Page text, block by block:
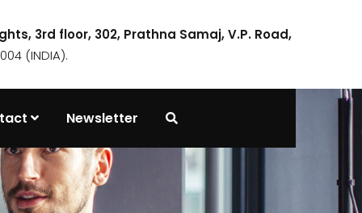
3rd floor, 302, Prathna Samaj, V.P. Road,
(INDIA).
Newsletter